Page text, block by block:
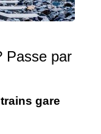
Passe par
gare